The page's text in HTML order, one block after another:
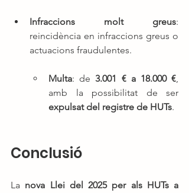
Infraccions molt greus:
reincidència en infraccions greus o
actuacions fraudulentes.
Multa: de 3.001 € a 18.000 €,
expulsat del registre de HUTs.
Conclusió
La nova Llei del 2025 per als HUTs a